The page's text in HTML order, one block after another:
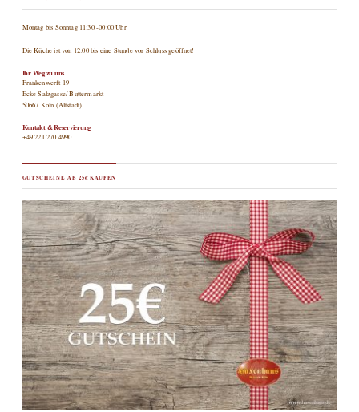
Montag bis Sonntag 11:30 -00:00 Uhr
Die Küche ist von 12:00 bis eine Stunde vor Schluss geöffnet!
Ihr Weg zu uns
Frankenwerft 19
Ecke Salzgasse/ Buttermarkt
50667 Köln (Altstadt)
Kontakt & Reservierung
+49 221 270 4990
GUTSCHEINE AB 25€ KAUFEN